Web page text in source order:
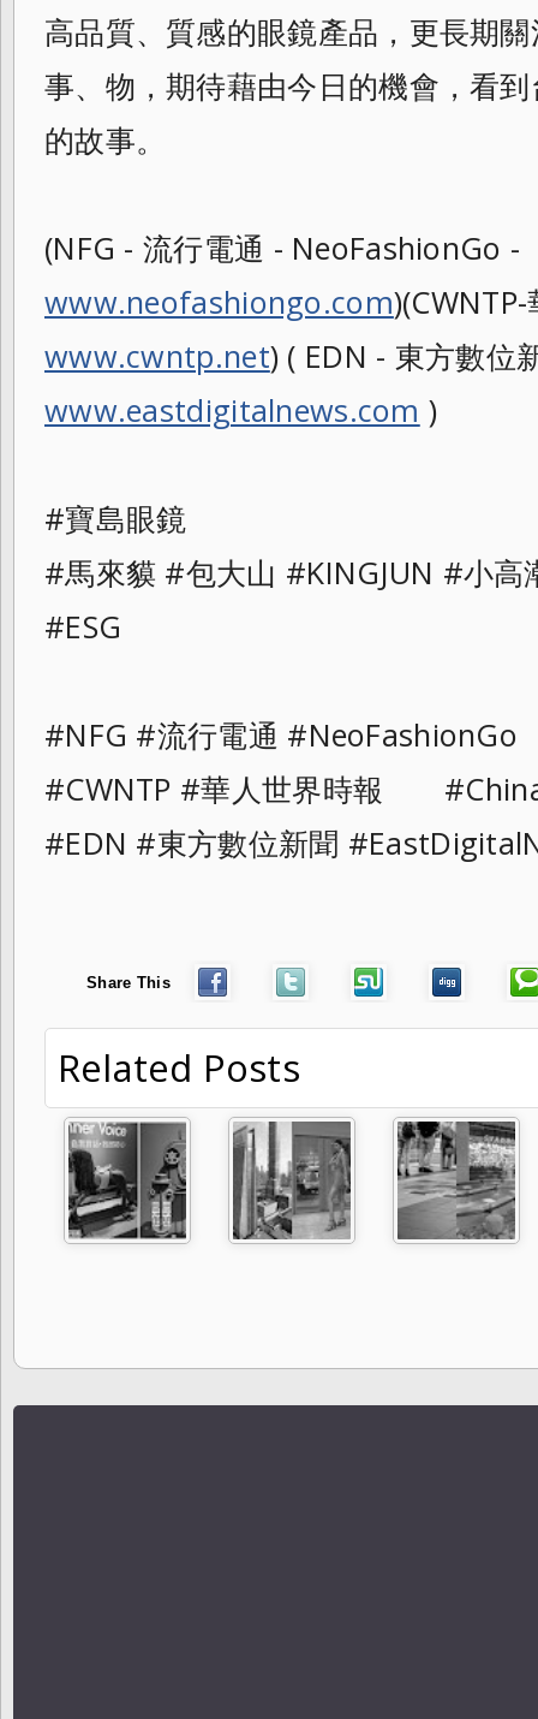
高品質、 質感的眼鏡產品，更長期
事、物，期待藉由今日的機會，看
的故事。
(NFG - 流行電通 - NeoFashionGo -
www.neofashiongo.com
www.cwntp.net) ( EDN - 東方數位
www.eastdigitalnews.com )
#寶島眼鏡
#馬來貘 #包大山 #KINGJUN #小高
#ESG
#NFG #流行電通 #NeoFashionGo
#CWNTP #華人世界時報
#EDN #東方數位新聞
Share This
Related Posts